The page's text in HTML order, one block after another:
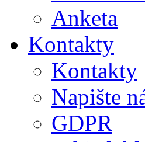
Anketa
Kontakty
Kontakty
Napište
GDPR